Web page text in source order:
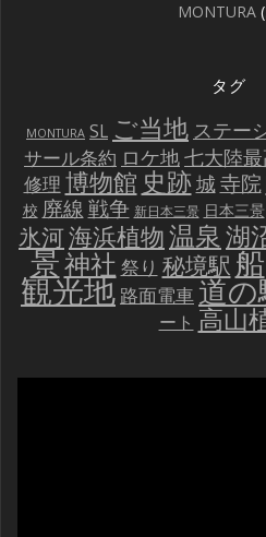
MONTURA
タグ
MONTURA SL ご当地 ステー
サール条約 ロケ地七大陸
修理 博物館 史跡城寺院
校 廃線戦争 新日本三景 日本三景
氷河海浜植物温泉湖
景神社 祭り 秘境駅船
観光地 路面電車道の
ート 高山